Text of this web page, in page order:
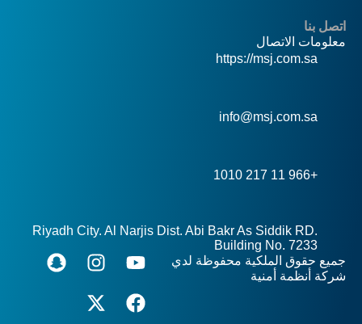
اتصل بنا
معلومات الاتصال
https://msj.com.sa
info@msj.com.sa
+966 11 217 1010
Riyadh City. Al Narjis Dist. Abi Bakr As Siddik RD.
Building No. 7233
جميع حقوق الملكية محفوظة لدي
شركة أنظمة أمنية